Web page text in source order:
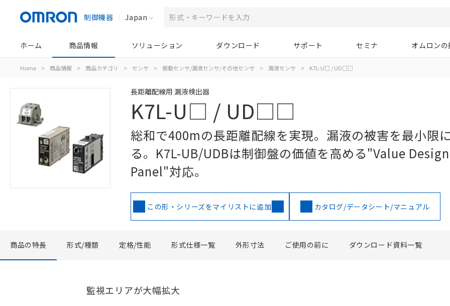
制御機器 Japan
ホーム 商品情報 ソリューション ダウンロード サポート セミナ オムロン
Home > 商品情報 > 商品カテゴリ > センサ > 振動センサ/漏液センサ/その他センサ > 漏液センサ > K7L-U□ / UD□□
長距離配線用 漏液検出器
K7L-U□ / UD□□
総和で400mの長距離配線を実現。漏液の被害を最小限
る。K7L-UB/UDBは制御盤の価値を高める"Value
Panel"対応。
この形・シリーズをマイリストに追加 カタログ/データシート/マニュアル
商品の特長 形式/種類 定格/性能 形式仕様一覧 外形寸法 ご使用の前に ダウンロード資料一覧
監視エリアが大幅拡大